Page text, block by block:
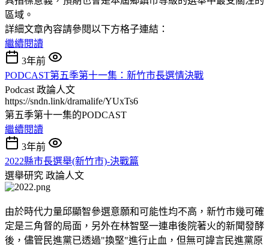
區域。
詳細文章內容請參閱以下方格子連結：
繼續閱讀
3年前
PODCAST第五季第十一集：新竹市長選情決戰
Podcast 政論人文
https://sndn.link/dramalife/YUxTs6
第五季第十一集的PODCAST
繼續閱讀
3年前
2022縣市長選舉(新竹市)-決戰篇
選舉研究 政論人文
由於時代力量邱顯智參選意願和可能性均不高，新竹市幾可確
定是三角督的局面，另外在林智堅一連串後院著火的新聞發酵
後，儘管民進黨已透過"換堅"進行止血，但無可諱言民進黨原